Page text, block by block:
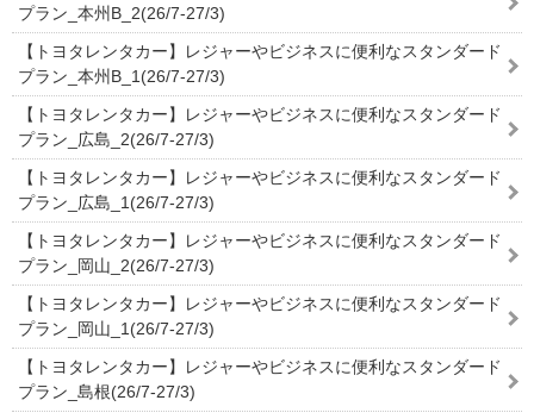
プラン_本州B_2(26/7-27/3)
【トヨタレンタカー】レジャーやビジネスに便利なスタンダード
プラン_本州B_1(26/7-27/3)
【トヨタレンタカー】レジャーやビジネスに便利なスタンダード
プラン_広島_2(26/7-27/3)
【トヨタレンタカー】レジャーやビジネスに便利なスタンダード
プラン_広島_1(26/7-27/3)
【トヨタレンタカー】レジャーやビジネスに便利なスタンダード
プラン_岡山_2(26/7-27/3)
【トヨタレンタカー】レジャーやビジネスに便利なスタンダード
プラン_岡山_1(26/7-27/3)
【トヨタレンタカー】レジャーやビジネスに便利なスタンダード
プラン_島根(26/7-27/3)